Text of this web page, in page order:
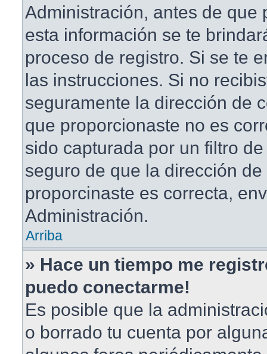
Administración, antes de que
esta información se te
proceso de registro. Si se te
las instrucciones. Si no
seguramente la dirección de
que proporcionaste no es
sido capturada por un filtro
seguro de que la dirección
proporcinaste es correcta,
Administración.
Arriba
» Hace un tiempo me
puedo conectarme!
Es posible que la
o borrado tu cuenta por